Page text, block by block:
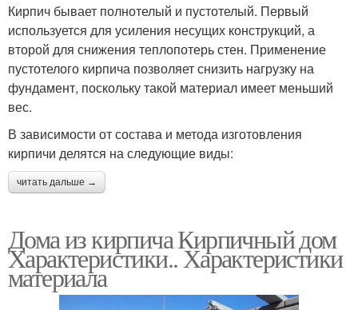
Кирпич бывает полнотелый и пустотелый. Первый
используется для усиления несущих конструкций, а
второй для снижения теплопотерь стен. Применение
пустотелого кирпича позволяет снизить нагрузку на
фундамент, поскольку такой материал имеет меньший
вес.
В зависимости от состава и метода изготовления
кирпичи делятся на следующие виды:
читать дальше →
Дома из кирпича Кирпичный дом
Характеристики.. Характеристики
материала